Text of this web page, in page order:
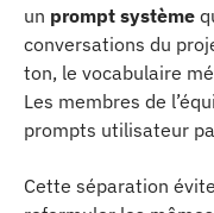
un prompt système
conversations du
ton, le vocabulaire
Les membres de
prompts utilisateur
Cette séparation